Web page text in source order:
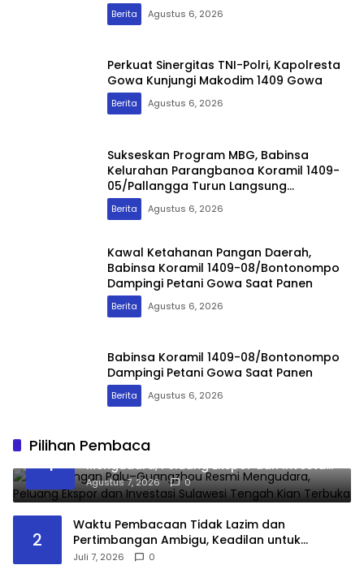
Berita Agustus 6, 2026
Perkuat Sinergitas TNI-Polri, Kapolresta
Gowa Kunjungi Makodim 1409 Gowa
Berita Agustus 6, 2026
Sukseskan Program MBG, Babinsa
Kelurahan Parangbanoa Koramil 1409-
05/Pallangga Turun Langsung
Pendampingan di Sekolah
Berita Agustus 6, 2026
Kawal Ketahanan Pangan Daerah,
Babinsa Koramil 1409-08/Bontonompo
Dampingi Petani Gowa Saat Panen
Berita Agustus 6, 2026
Babinsa Koramil 1409-08/Bontonompo
Dampingi Petani Gowa Saat Panen
Berita Agustus 6, 2026
Pilihan Pembaca
1
Penerbangan Palu–Guangzhou Resmi
Mengudara, Peluang Ekspor dan Investasi
Sulawesi Tengah Kian Terbuka
Agustus 7, 2026 0
2
Waktu Pembacaan Tidak Lazim dan
Pertimbangan Ambigu, Keadilan untuk
Masyarakat Adat Tetap Diperjuangkan
Juli 7, 2026 0